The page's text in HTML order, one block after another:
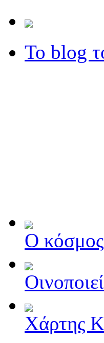
Το blog
Ο
Χάρτης